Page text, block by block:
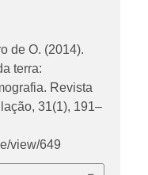
de O. (2014).
terra:
Revista
,31(1), 191–
view/649